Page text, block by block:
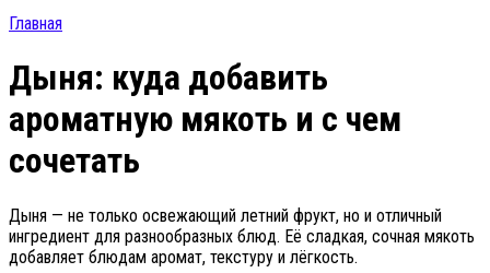
Главная
Дыня: куда добавить
ароматную мякоть и с чем
сочетать
Дыня — не только освежающий летний фрукт, но и отличный
ингредиент для разнообразных блюд. Её сладкая, сочная мякоть
добавляет блюдам аромат, текстуру и лёгкость.